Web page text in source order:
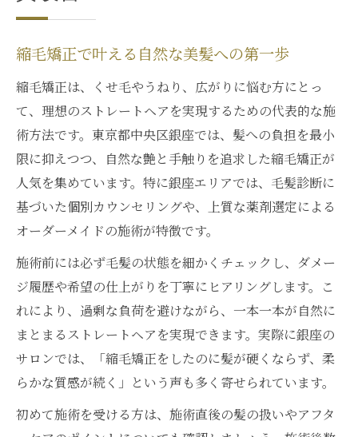
髪質改善ストレートで手触りが変わる瞬間
銀座で話題の縮毛矯正上手い美容師の技術
髪質改善sheer銀座の実力派サロン活用術
銀座で縮毛矯正安いサロンを賢く選ぶ方法
縮毛矯正による艶髪ストレートの魅力
艶髪ストレートは縮毛矯正で実現できる
縮毛矯正で触れたくなる髪質を目指すには
髪質改善ストレート銀座で変化を実感する
縮毛矯正専門の施術でダメージレス美髪へ
男性にも人気の銀座縮毛矯正メンズ対応店
今話題の縮毛矯正で自然な手触りへ
縮毛矯正sinsが提案する自然な質感の理由
銀座で選ぶべき縮毛矯正専門サロンの特徴
髪質改善ストレート銀座で柔らかさを体感
メンズにも好評な縮毛矯正/銀座の選び方
縮毛矯正上手い美容師から学ぶ手触りの違
縮毛矯正で叶える自然な美髪への第一歩
縮毛矯正は、くせ毛やうねり、広がりに悩む方にとっ
て、理想のストレートヘアを実現するための代表的な施
術方法です。東京都中央区銀座では、髪への負担を最小
限に抑えつつ、自然な艶と手触りを追求した縮毛矯正が
人気を集めています。特に銀座エリアでは、毛髪診断に
基づいた個別カウンセリングや、上質な薬剤選定による
オーダーメイドの施術が特徴です。
施術前には必ず毛髪の状態を細かくチェックし、ダメー
ジ履歴や希望の仕上がりを丁寧にヒアリングします。こ
れにより、過剰な負荷を避けながら、一本一本が自然に
まとまるストレートヘアを実現できます。実際に銀座の
サロンでは、「縮毛矯正をしたのに髪が硬くならず、柔
らかな質感が続く」という声も多く寄せられています。
初めて施術を受ける方は、施術直後の髪の扱いやアフタ